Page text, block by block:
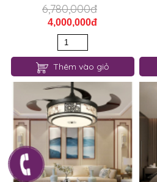
6,780,000đ
4,000,000đ
Thêm vào giỏ